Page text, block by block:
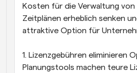
Kosten für die Verwaltung von
Zeitplänen erheblich senken
attraktive Option für
1. Lizenzgebühren eliminieren
Planungstools machen teure